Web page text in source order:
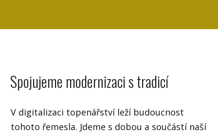
Spojujeme modernizaci s tradicí
V digitalizaci topenářství leží budoucnost
tohoto řemesla. Jdeme s dobou a součástí naší